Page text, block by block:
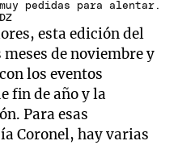
pedidas para alentar.
esta edición del
meses de noviembre y
los eventos
fin de año y la
Para esas
Coronel, hay varias